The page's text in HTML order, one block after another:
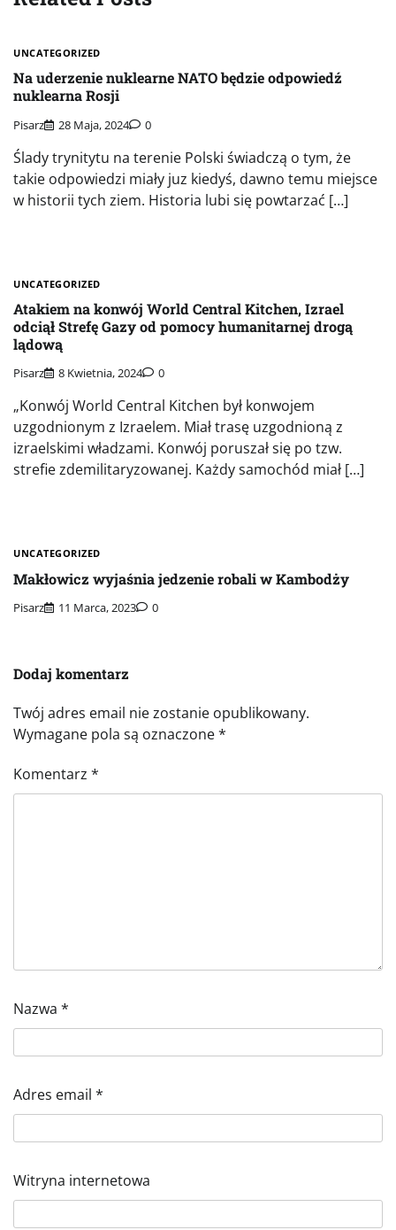
UNCATEGORIZED
Na uderzenie nuklearne NATO będzie odpowiedź
nuklearna Rosji
Pisarz 28 Maja, 2024 0
Ślady trynitytu na terenie Polski świadczą o tym, że
takie odpowiedzi miały juz kiedyś, dawno temu miejsce
w historii tych ziem. Historia lubi się powtarzać […]
UNCATEGORIZED
Atakiem na konwój World Central Kitchen, Izrael
odciął Strefę Gazy od pomocy humanitarnej drogą
lądową
Pisarz 8 Kwietnia, 2024 0
„Konwój World Central Kitchen był konwojem
uzgodnionym z Izraelem. Miał trasę uzgodnioną z
izraelskimi władzami. Konwój poruszał się po tzw.
strefie zdemilitaryzowanej. Każdy samochód miał […]
UNCATEGORIZED
Makłowicz wyjaśnia jedzenie robali w Kambodży
Pisarz 11 Marca, 2023 0
Dodaj komentarz
Twój adres email nie zostanie opublikowany.
Wymagane pola są oznaczone*
Komentarz *
Nazwa *
Adres email *
Witryna internetowa